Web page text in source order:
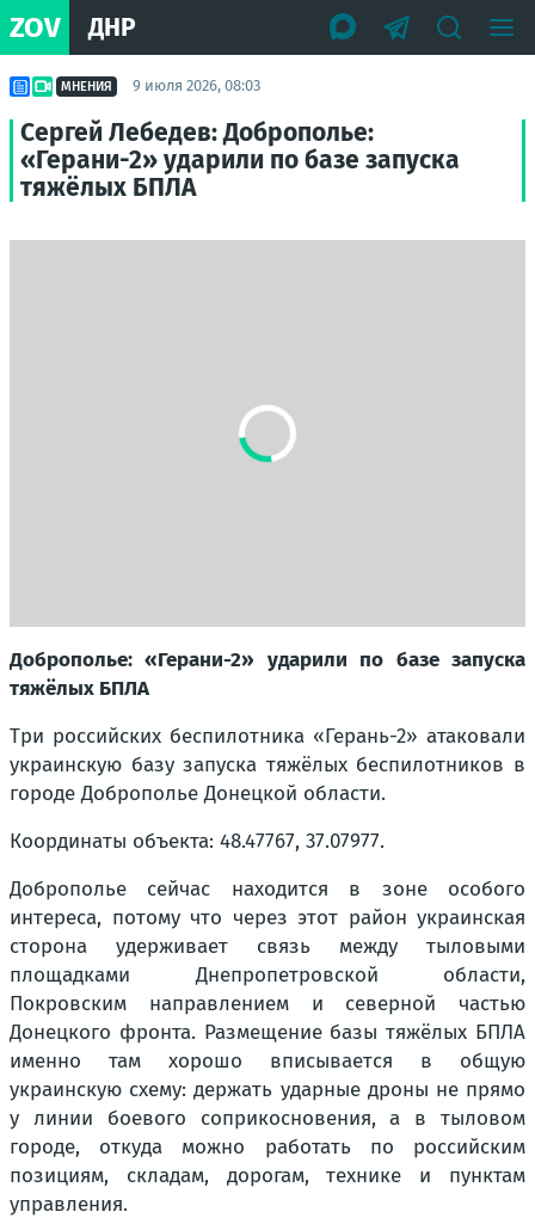
ZOV ДНР
МНЕНИЯ 9 июля 2026, 08:03
Сергей Лебедев: Доброполье:
«Герани-2» ударили по базе запуска
тяжёлых БПЛА
Доброполье: «Герани-2» ударили по базе запуска
тяжёлых БПЛА
Три российских беспилотника «Герань-2» атаковали
украинскую базу запуска тяжёлых беспилотников в
городе Доброполье Донецкой области.
Координаты объекта: 48.47767, 37.07977.
Доброполье сейчас находится в зоне особого
интереса, потому что через этот район украинская
сторона удерживает связь между тыловыми
площадками Днепропетровской области,
Покровским направлением и северной частью
Донецкого фронта. Размещение базы тяжёлых БПЛА
именно там хорошо вписывается в общую
украинскую схему: держать ударные дроны не прямо
у линии боевого соприкосновения, а в тыловом
городе, откуда можно работать по российским
позициям, складам, дорогам, технике и пунктам
управления.